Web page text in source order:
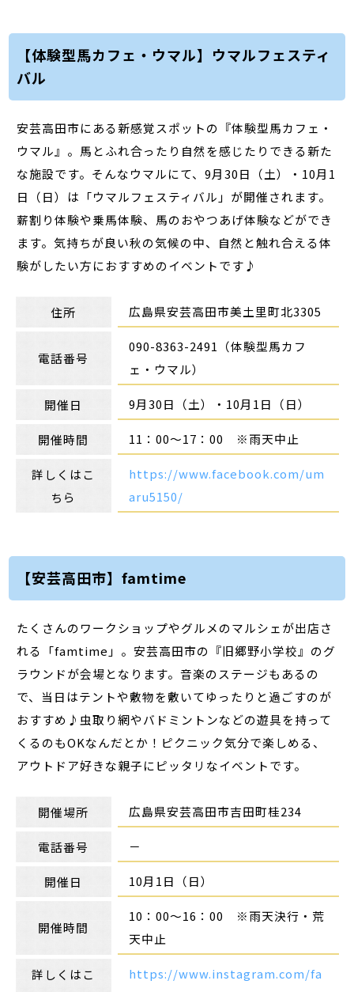
【体験型馬カフェ・ウマル】ウマルフェスティ
バル
安芸高田市にある新感覚スポットの『体験型馬カフェ・
ウマル』。馬とふれ合ったり自然を感じたりできる新た
な施設です。そんなウマルにて、9月30日（土）・10月1
日（日）は「ウマルフェスティバル」が開催されます。
薪割り体験や乗馬体験、馬のおやつあげ体験などができ
ます。気持ちが良い秋の気候の中、自然と触れ合える体
験がしたい方におすすめのイベントです♪
住所 広島県安芸高田市美土里町北3305
電話番号
090-8363-2491（体験型馬カフ
ェ・ウマル）
開催日 9月30日（土）・10月1日（日）
開催時間 11：00～17：00 ※雨天中止
詳しくはこ
ちら
https://www.facebook.com/um
aru5150/
【安芸高田市】famtime
たくさんのワークショップやグルメのマルシェが出店さ
れる「famtime」。安芸高田市の『旧郷野小学校』のグ
ラウンドが会場となります。音楽のステージもあるの
で、当日はテントや敷物を敷いてゆったりと過ごすのが
おすすめ♪虫取り網やバドミントンなどの遊具を持って
くるのもOKなんだとか！ピクニック気分で楽しめる、
アウトドア好きな親子にピッタリなイベントです。
開催場所 広島県安芸高田市吉田町桂234
電話番号 －
開催日 10月1日（日）
開催時間
10：00～16：00 ※雨天決行・荒
天中止
詳しくはこ
https://www.instagram.com/fa